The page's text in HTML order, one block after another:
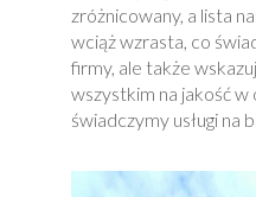
zróżnicowany, a lista
wciąż wzrasta, co
firmy, ale także
wszystkim na jakość w
świadczymy usługi na